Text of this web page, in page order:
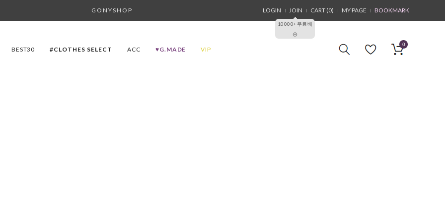
G O N Y S H O P LOGIN JOIN
10000+무료배
송
CART (0) MY PAGE BOOKMARK
0
BEST30 #CLOTHES SELECT ACC ♥G.MADE VIP